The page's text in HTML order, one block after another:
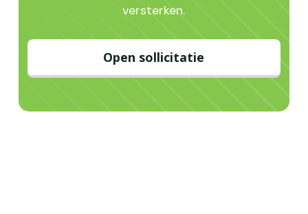
versterken.
Open sollicitatie